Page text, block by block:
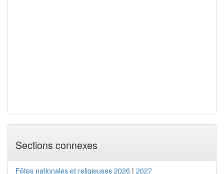
Sections connexes
Fêtes nationales et religieuses 2026 | 2027